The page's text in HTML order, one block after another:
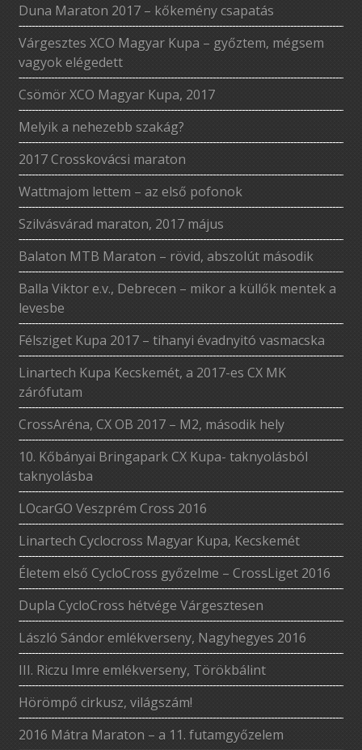
Duna Maraton 2017 – kőkemény csapatás
Várgesztes XCO Magyar Kupa – győztem, mégsem
vagyok elégedett
Csömör XCO Magyar Kupa, 2017
Melyik a nehezebb szakág?
2017 Crosskovácsi maraton
Wattmajom lettem – az első pofonok
Szilvásvárad maraton, 2017 május
Balaton MTB Maraton – rövid, abszolút második
Balla Viktor e.v., Debrecen – mikor a küllők mentek a
levesbe
Félsziget Kupa 2017 – tihanyi évadnyitó vasmacska
Linartech Kupa Kecskemét, a 2017-es CX MK
zárófutam
CrossAréna, CX OB 2017 – M2, második hely
10. Kőbányai Bringapark CX Kupa- taknyolásból
taknyolásba
LOcarGO Veszprém Cross 2016
Linartech Cyclocross Magyar Kupa, Kecskemét
Életem első CycloCross győzelme – CrossLiget 2016
Dupla CycloCross hétvége Várgesztesen
László Sándor emlékverseny, Nagyhegyes 2016
III. Riczu Imre emlékverseny, Törökbálint
Hörömpő cirkusz, világszám!
2016 Mátra Maraton – a 11. futamgyőzelem